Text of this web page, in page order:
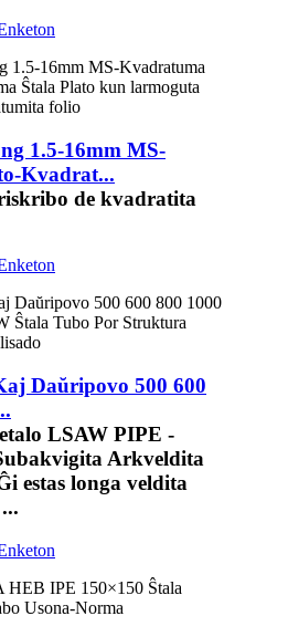
1.5-16mm MS-
Kvadrat...
de kvadratita
Daŭripovo 500 600
LSAW PIPE -
Arkveldita
estas longa veldita